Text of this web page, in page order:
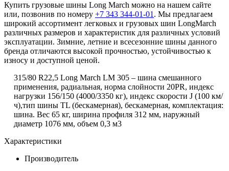
Купить грузовые шины Long March можно на нашем сайте
или, позвонив по номеру +7 343 344-01-01 . Мы предлагаем
широкий ассортимент легковых и грузовых шин LongMarch
различных размеров и характеристик для различных условий
эксплуатации. Зимние, летние и всесезонние шины данного
бренда отличаются высокой прочностью, устойчивостью к
износу и доступной ценой.
315/80 R22,5 Long March LM 305 – шина смешанного
применения, радиальная, норма слойности 20PR, индекс
нагрузки 156/150 (4000/3350 кг), индекс скорости J(100 км/
ч),тип шины TL (бескамерная), бескамерная, комплектация:
шина. Вес 65 кг, ширина профиля 312 мм, наружный
диаметр 1076 мм, объем 0,3 м3
Характеристики
Производитель